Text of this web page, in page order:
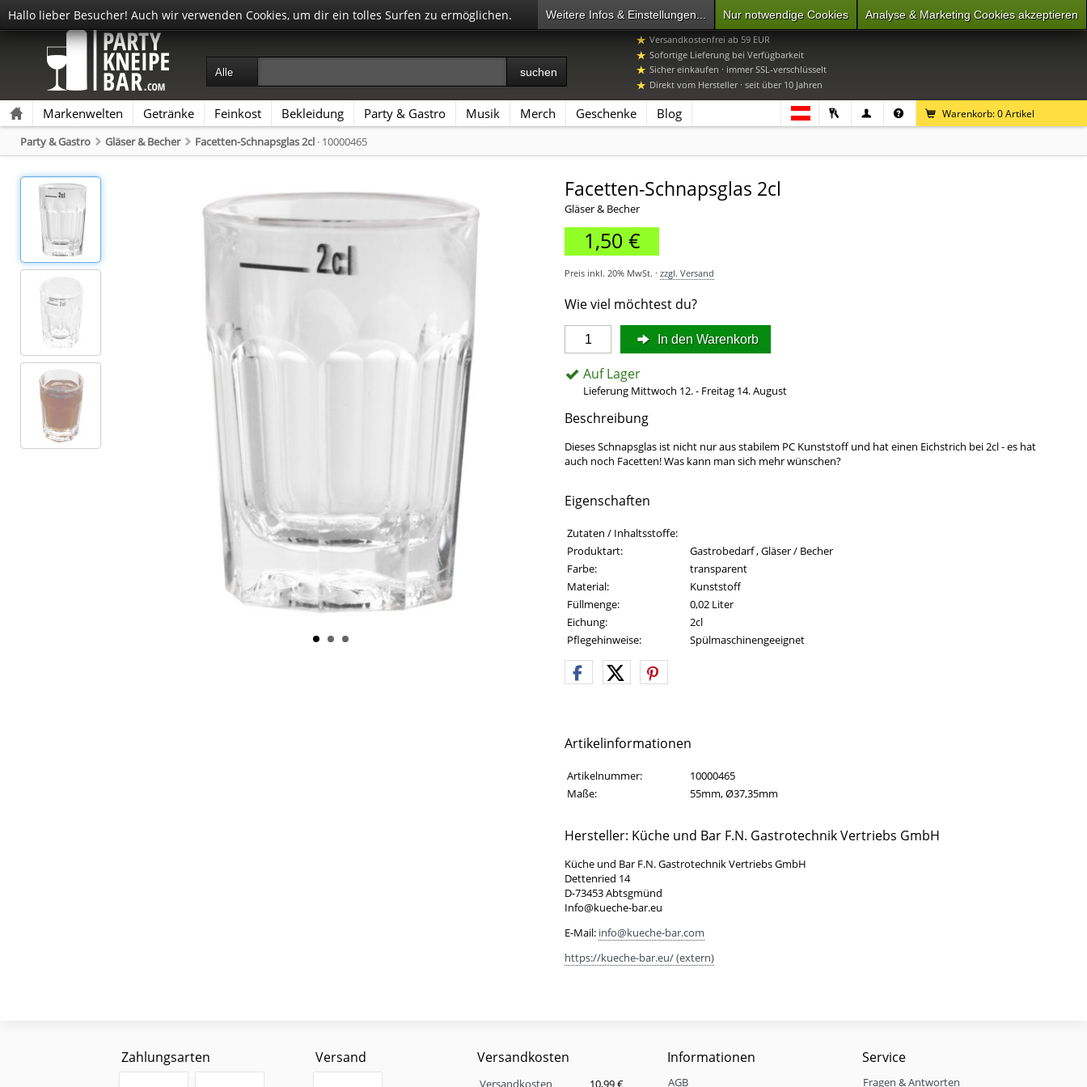
Warenkorb:0Artikel
Markenwelten Getränke Feinkost Bekleidung Party & Gastro Musik Merch Geschenke Blog
+49 7392 96649-0 Mo-Do 9-16 Uhr, Fr 9-15 Uhr
Versandkostenfrei ab 59 EUR
Sofortige Lieferung bei Verfügbarkeit
Sicher einkaufen · immer SSL-verschlüsselt
Direkt vom Hersteller · seit über 10 Jahren
Party & Gastro Gläser & Becher Facetten-Schnapsglas 2cl · 10000465
Facetten-Schnapsglas 2cl
Gläser & Becher
1,50 €
Preis inkl. 20% MwSt. · zzgl. Versand
Wie viel möchtest du?
In den Warenkorb
Auf Lager
Lieferung Mittwoch 12. - Freitag 14. August
Beschreibung
Dieses Schnapsglas ist nicht nur aus stabilem PC Kunststoff und hat einen Eichstrich bei 2cl - es hat
auch noch Facetten! Was kann man sich mehr wünschen?
Eigenschaften
Eigenschaften des Produkts
Eigenschaft Wert
Zutaten / Inhaltsstoffe:
Produktart:
Gastrobedarf , Gläser / Becher
Farbe:
transparent
Material:
Kunststoff
Füllmenge:
0,02 Liter
Eichung:
2cl
Pflegehinweise:
Spülmaschinengeeignet
Artikelinformationen
Artikelinformationen
Eigenschaft Wert
Artikelnummer:
10000465
Maße:
55mm, Ø37,35mm
Hersteller: Küche und Bar F.N. Gastrotechnik Vertriebs GmbH
Küche und Bar F.N. Gastrotechnik Vertriebs GmbH
Dettenried 14
D-73453 Abtsgmünd
Info@kueche-bar.eu
E-Mail: info@kueche-bar.com
https://kueche-bar.eu/ (extern)
Zahlungsarten Versand Versandkosten
Versandkosten
Eigenschaft Wert
Versandkosten 10,99 €
Informationen
AGB
Service
Fragen & Antworten
Hallo lieber Besucher! Auch wir verwenden Cookies, um dir ein tolles Surfen zu ermöglichen. Analyse & Marketing Cookies akzeptieren
Nur notwendige Cookies
Weitere Infos & Einstellungen...